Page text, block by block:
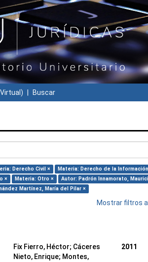
Buscar
Derecho Civil ×
Materia: Derecho de la
× Materia: Otro ×
Autor: Padrón Innamorato,
Martínez, María del Pilar ×
Mostrar filtros
Fix Fierro, Héctor; Cáceres
Nieto, Enrique; Montes,
2011